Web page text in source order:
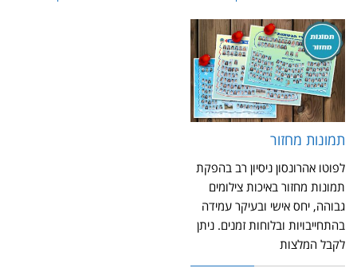
תמונות מחזור
לפוטו אהרונסון ניסיון רב בהפקת
תמונות מחזור באיכות צילומים
גבוהה, יחס אישי ובעיקר עמידה
בהתחייבויות ובלוחות זמנים. ניתן
לקבל המלצות